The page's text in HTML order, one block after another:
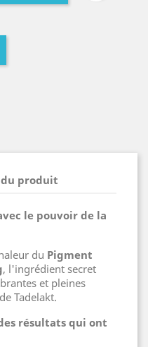
produit
le pouvoir de la
du Pigment
, l'ingrédient secret
et pleines
Tadelakt.
résultats qui ont